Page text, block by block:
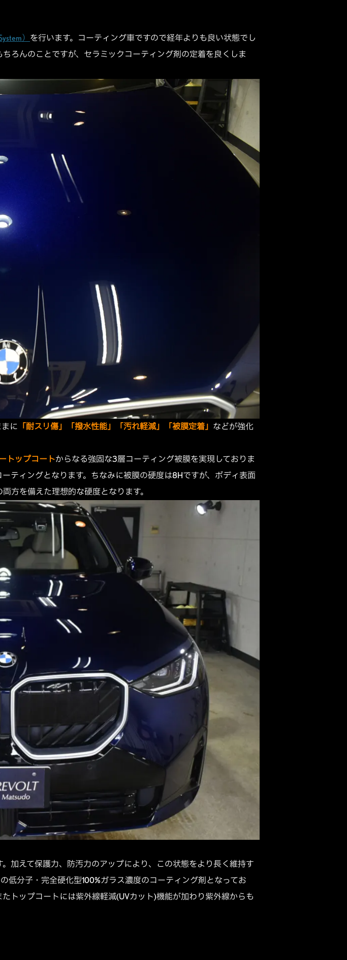
） を行います。コーティング車ですので経年よりも良い状態でし
ろんのことですが、セラミックコーティング剤の定着を良くしま
に 「耐スリ傷」「撥水性能」「汚れ軽減」「被膜定着」 などが強化
トップコートからなる強固な3層コーティング被膜を実現しておりま
ティングとなります。ちなみに被膜の硬度は8Hですが、ボディ表面
方を備えた理想的な硬度となります。
加えて保護力、防汚力のアップにより、この状態をより長く維持す
低分子・完全硬化型100%ガラス濃度のコーティング剤となってお
トップコートには紫外線軽減(UVカット)機能が加わり紫外線からも